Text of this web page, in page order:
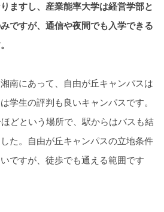
ますし、産業能率大学は経営学部と
ですが、通信や夜間でも入学できる
南にあって、自由が丘キャンパスは
学生の評判も良いキャンパスです。
どという場所で、駅からはバスも結
た。自由が丘キャンパスの立地条件
ですが、徒歩でも通える範囲です